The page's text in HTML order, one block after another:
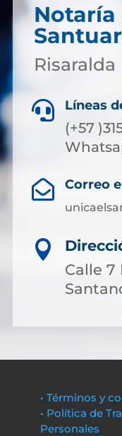
Notaría
Risaralda
 Líneas
(+57
 Correo

Calle 7
• Términos y
• Política de
Personales